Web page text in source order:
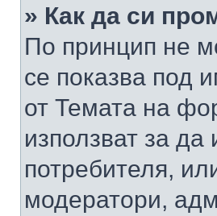
» Как да си
По принцип не
се показва под
от Темата на
използват за
потребителя,
модератори,